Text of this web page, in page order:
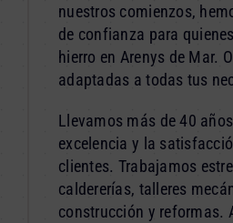
nuestros comienzos,
de confianza para
hierro en Arenys de Mar.
adaptadas a todas tus
Llevamos más de 40
excelencia y la
clientes. Trabajamos
caldererías, talleres
construcción y reformas.